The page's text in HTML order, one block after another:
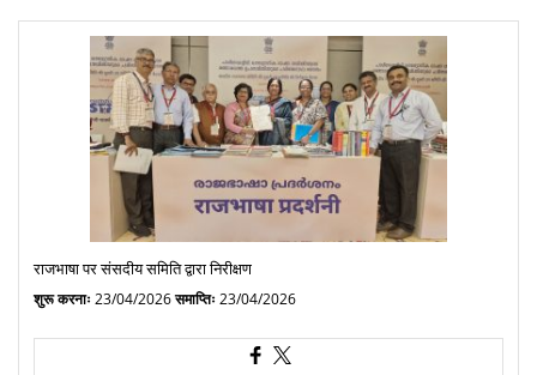
राजभाषा पर संसदीय समिति द्वारा निरीक्षण
शुरू करनाः 23/04/2026समाप्तिः 23/04/2026